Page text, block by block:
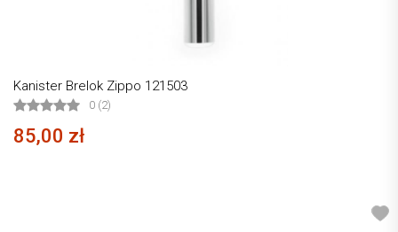
Kanister Brelok Zippo 121503
0 (2)
85,00 zł